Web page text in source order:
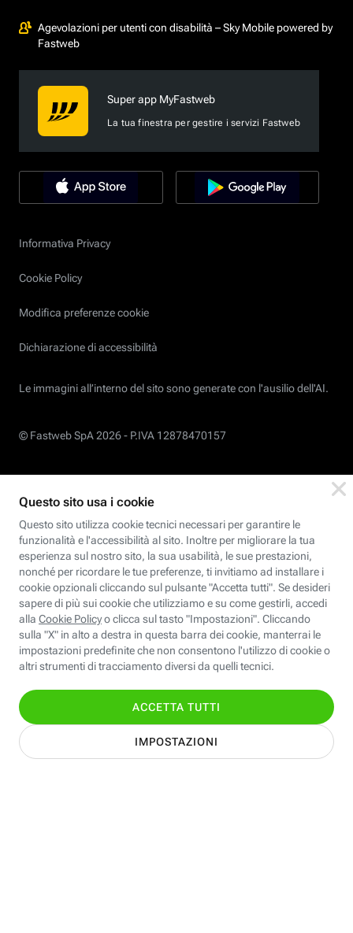
Agevolazioni per utenti con disabilità – Sky Mobile powered by
Fastweb
Super app MyFastweb
La tua finestra per gestire i servizi Fastweb
Informativa Privacy
Cookie Policy
Modifica preferenze cookie
Dichiarazione di accessibilità
Le immagini all’interno del sito sono generate con l'ausilio dell'AI.
© Fastweb SpA 2026 - P.IVA 12878470157